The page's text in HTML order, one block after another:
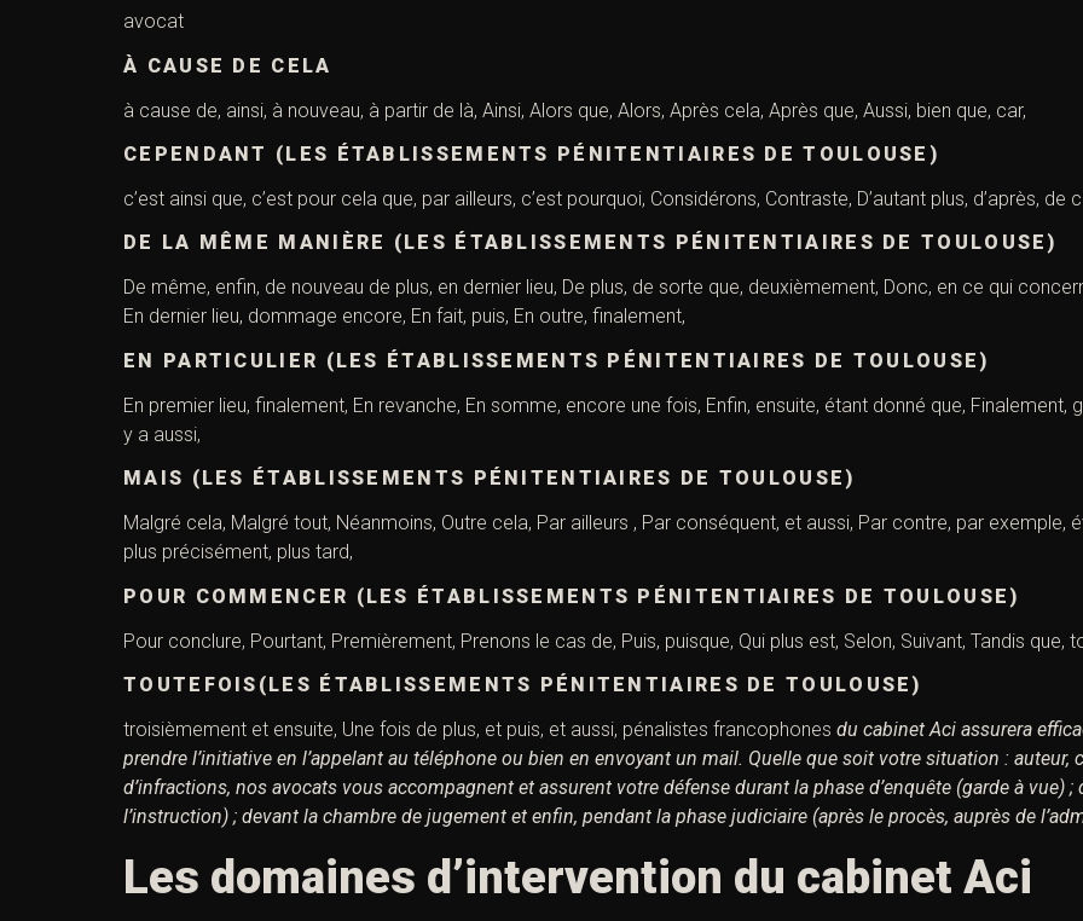
avocat
À CAUSE DE CELA
à cause de, ainsi, à nouveau, à partir de là, Ainsi, Alors que, Alors, Après cela, Après que, Aussi, bien que, car,
CEPENDANT (LES ÉTABLISSEMENTS PÉNITENTIAIRES DE TOULOUSE)
c’est ainsi que, c’est pour cela que, par ailleurs, c’est pourquoi, Considérons, Contraste, D’autant plus, d’après,
DE LA MÊME MANIÈRE (LES ÉTABLISSEMENTS PÉNITENTIAIRES DE TOULOUSE)
De même, enfin, de nouveau de plus, en dernier lieu, De plus, de sorte que, deuxièmement, Donc, en ce qui
En dernier lieu, dommage encore, En fait, puis, En outre, finalement,
EN PARTICULIER (LES ÉTABLISSEMENTS PÉNITENTIAIRES DE TOULOUSE)
En premier lieu, finalement, En revanche, En somme, encore une fois, Enfin, ensuite, étant donné que, Finalement,
y a aussi,
MAIS (LES ÉTABLISSEMENTS PÉNITENTIAIRES DE TOULOUSE)
Malgré cela, Malgré tout, Néanmoins, Outre cela, Par ailleurs , Par conséquent, et aussi, Par contre, par
plus précisément, plus tard,
POUR COMMENCER (LES ÉTABLISSEMENTS PÉNITENTIAIRES DE TOULOUSE)
Pour conclure, Pourtant, Premièrement, Prenons le cas de, Puis, puisque, Qui plus est, Selon, Suivant, Tandis que,
TOUTEFOIS(LES ÉTABLISSEMENTS PÉNITENTIAIRES DE TOULOUSE)
troisièmement et ensuite, Une fois de plus, et puis, et aussi, pénalistes francophones du cabinet Aci assurera
prendre l’initiative en l’appelant au téléphone ou bien en envoyant un mail. Quelle que soit votre situation : auteur,
d’infractions, nos avocats vous accompagnent et assurent votre défense durant la phase d’enquête (garde à vue) ;
l’instruction) ; devant la chambre de jugement et enfin, pendant la phase judiciaire (après le procès, auprès de
Les domaines d’intervention du cabinet Aci